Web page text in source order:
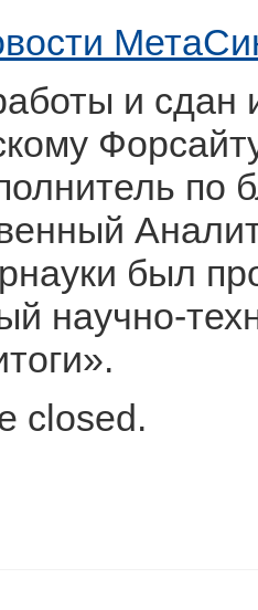
и сдан
по
был
научно-
closed.